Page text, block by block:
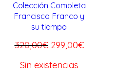
C
T
O
E
O
Colección Completa
Francisco Franco y
su tiempo
320,00€ E
299,00€E
Sin existencias